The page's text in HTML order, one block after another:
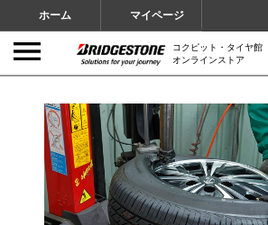
ホーム マイページ
コクピット・タイヤ館
オンラインストア